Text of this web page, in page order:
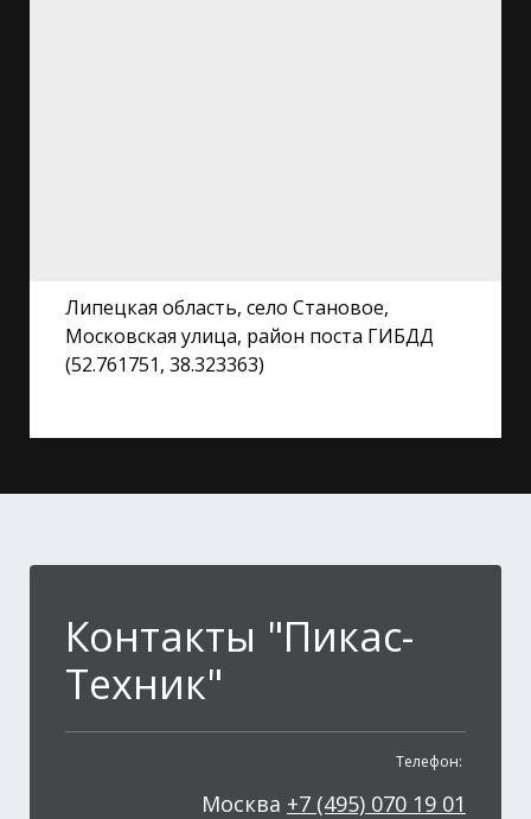
Липецкая область, село Становое,
Московская улица, район поста ГИБДД
(52.761751, 38.323363)
Контакты "Пикас-
Техник"
Телефон:
Москва +7 (495) 070 19 01